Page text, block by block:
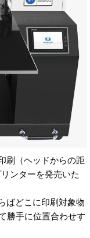
刷（ヘッドからの距
ンターを発売いた
ばどこに印刷対象物
勝手に位置合わせす